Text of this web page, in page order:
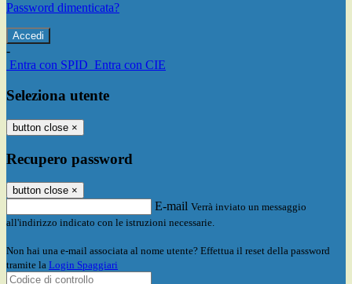
Password dimenticata?
-
Entra con SPID Entra con CIE
Seleziona utente
button close ×
Recupero password
button close ×
E-mail Verrà inviato un messaggio
all'indirizzo indicato con le istruzioni necessarie.
Non hai una e-mail associata al nome utente? Effettua il reset della password
tramite la Login Spaggiari